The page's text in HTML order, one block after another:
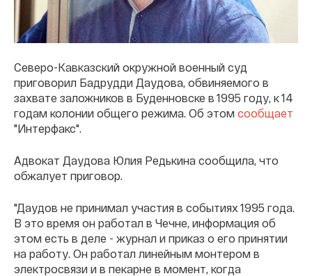
Северо-Кавказский окружной военный суд
приговорил Бадрудди Даудова, обвиняемого в
захвате заложников в Буденновске в 1995 году, к 14
годам колонии общего режима. Об этом сообщает
"Интерфакс".
Адвокат Даудова Юлия Редькина сообщила, что
обжалует приговор.
"Даудов не принимал участия в событиях 1995 года.
В это время он работал в Чечне, информация об
этом есть в деле - журнал и приказ о его принятии
на работу. Он работал линейным монтером в
электросвязи и в пекарне в момент, когда